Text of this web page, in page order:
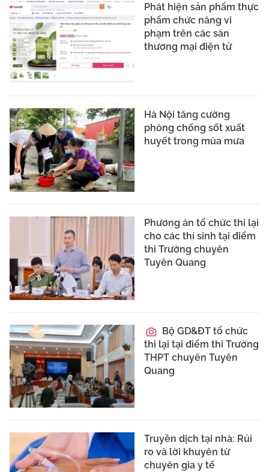
Phát hiện sản phẩm thực
phẩm chức năng vi
phạm trên các sàn
thương mại điện tử
Hà Nội tăng cường
phòng chống sốt xuất
huyết trong mùa mưa
Phương án tổ chức thi lại
cho các thí sinh tại điểm
thi Trường chuyên
Tuyên Quang
Bộ GD&ĐT tổ chức
thi lại tại điểm thi Trường
THPT chuyên Tuyên
Quang
Truyền dịch tại nhà: Rủi
ro và lời khuyên từ
chuyên gia y tế